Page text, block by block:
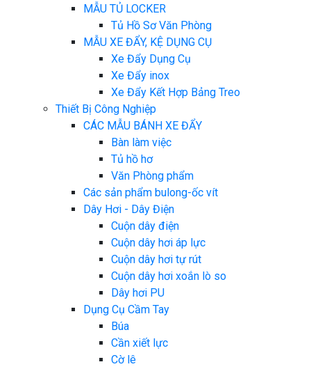
MẪU TỦ LOCKER
Tủ Hồ Sơ Văn Phòng
MẪU XE ĐẨY, KỆ DỤNG CỤ
Xe Đẩy Dụng Cụ
Xe Đẩy inox
Xe Đẩy Kết Hợp Bảng Treo
Thiết Bị Công Nghiệp
CÁC MẪU BÁNH XE ĐẨY
Bàn làm việc
Tủ hồ hơ
Văn Phòng phẩm
Các sản phẩm bulong-ốc vít
Dây Hơi - Dây Điện
Cuộn dây điện
Cuộn dây hơi áp lực
Cuộn dây hơi tự rút
Cuộn dây hơi xoắn lò so
Dây hơi PU
Dụng Cụ Cầm Tay
Búa
Cần xiết lực
Cờ lê